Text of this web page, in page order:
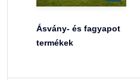
Ásvány- és fagyapot
termékek